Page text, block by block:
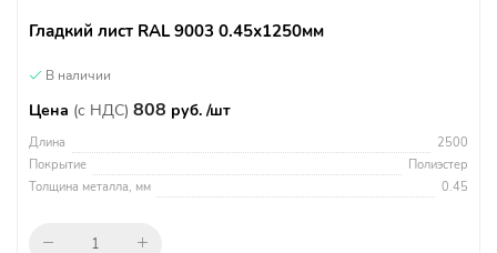
Гладкий лист RAL 9003 0.45х1250мм
В наличии
Цена (с НДС) 808 руб. /шт
Длина
2500
Покрытие
Полиэстер
Толщина металла, мм
0.45